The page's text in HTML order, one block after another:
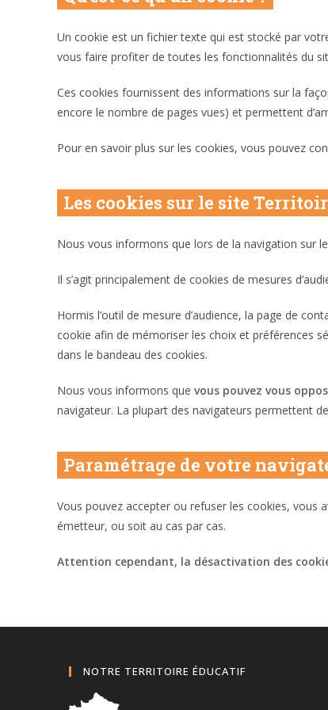
Un cookie est un fichier texte qui est stocké par
vous faire profiter de toutes les fonctionnalités du
Ces cookies fournissent des informations sur la
encore le nombre de pages vues) et permettent
Pour en savoir plus sur les cookies, vous pouvez
Les cookies sur le site
Nous vous informons que lors de la navigation sur
Il s’agit principalement de cookies de mesures
Hormis l’outil de mesure d’audience, la page de
cookie afin de mémoriser les choix et préférences
dans le bandeau des cookies.
Nous vous informons que vous pouvez vous
navigateur. La plupart des navigateurs permettent
Paramétrage de votre
Vous pouvez accepter ou refuser les cookies, vous
émetteur, ou soit au cas par cas.
Attention cependant, la désactivation des
NOTRE TERRITOIRE ÉDUCATIF